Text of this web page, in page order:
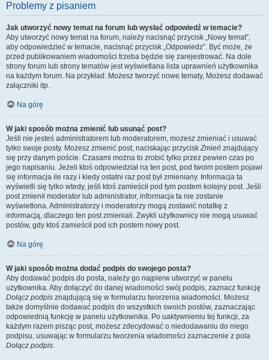
Problemy z pisaniem
Jak utworzyć nowy temat na forum lub wysłać odpowiedź w temacie?
Aby utworzyć nowy temat na forum, należy nacisnąć przycisk „Nowy temat”,
aby odpowiedzieć w temacie, nacisnąć przycisk „Odpowiedz”. Być może, że
przed publikowaniem wiadomości trzeba będzie się zarejestrować. Na dole
strony forum lub strony tematów jest wyświetlana lista uprawnień użytkownika
na każdym forum. Na przykład: Możesz tworzyć nowe tematy, Możesz dodawać
załączniki itp.
Na górę
W jaki sposób można zmienić lub usunąć post?
Jeśli nie jesteś administratorem lub moderatorem, możesz zmieniać i usuwać
tylko swoje posty. Możesz zmienić post, naciskając przyciskZmień znajdujący
się przy danym poście. Czasami można to zrobić tylko przez pewien czas po
jego napisaniu. Jeżeli ktoś odpowiedział na ten post, pod twoim postem pojawi
się informacja ile razy i kiedy ostatni raz post był zmieniany. Informacja ta
wyświetli się tylko wtedy, jeśli ktoś zamieścił pod tym postem kolejny post. Jeśli
post zmienił moderator lub administrator, informacja ta nie zostanie
wyświetlona. Administratorzy i moderatorzy mogą zostawić notatkę z
informacją, dlaczego ten post zmieniali. Zwykli użytkownicy nie mogą usuwać
postów, gdy ktoś zamieścił pod ich postem nowy post.
Na górę
W jaki sposób można dodać podpis do swojego posta?
Aby dodawać podpis do posta, należy go najpierw utworzyć w panelu
użytkownika. Aby dołączyć do danej wiadomości swój podpis, zaznacz funkcję
Dołącz podpis znajdującą się w formularzu tworzenia wiadomości. Możesz
także domyślnie dodawać podpis do wszystkich swoich postów, zaznaczając
odpowiednią funkcję w panelu użytkownika. Po uaktywnieniu tej funkcji, za
każdym razem pisząc post, możesz zdecydować o niedodawaniu do niego
podpisu, usuwając w formularzu tworzenia wiadomości zaznaczenie z pola
Dołącz podpis.